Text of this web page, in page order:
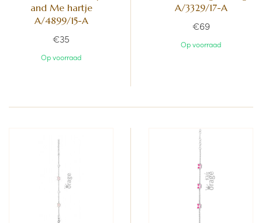
and Me hartje
A/4899/15-A
€35
Op voorraad
A/3329/17-A
€69
Op voorraad